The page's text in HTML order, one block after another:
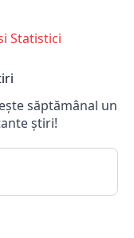
săptămânal un
știri!